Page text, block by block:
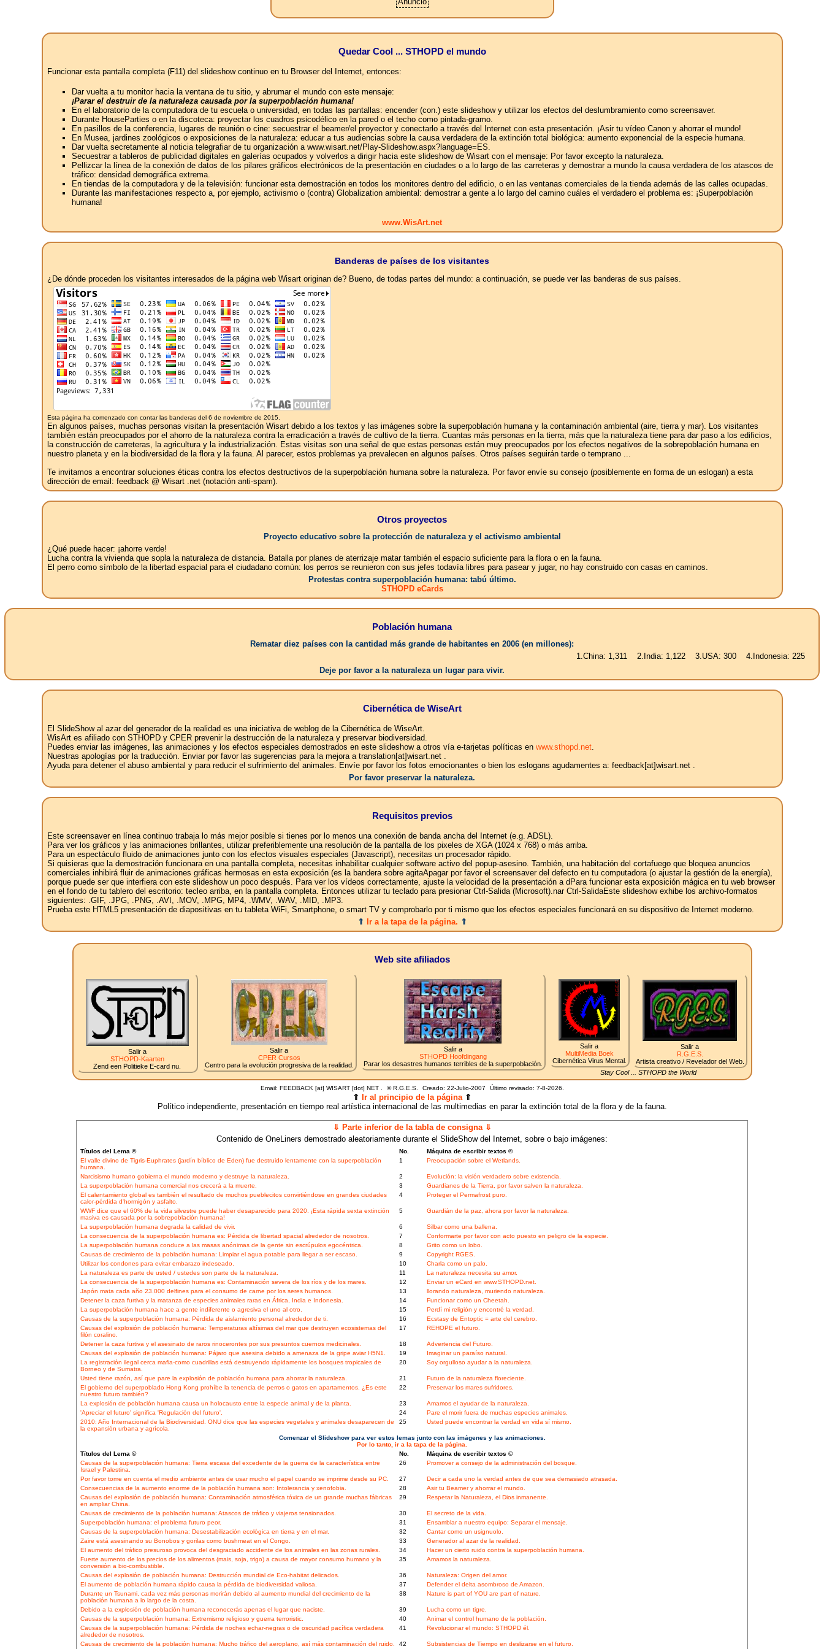
Quedar Cool ... STHOPD el mundo
Funcionar esta pantalla completa (F11) del slideshow continuo en tu Browser del Internet, entonces:
Dar vuelta a tu monitor hacia la ventana de tu sitio, y abrumar el mundo con este mensaje:
¡Parar el destruir de la naturaleza causada por la superpoblación humana!
En el laboratorio de la computadora de tu escuela o universidad, en todas las pantallas: encender (con.) este slideshow y utilizar los efectos del deslumbramiento como screensaver.
Durante HouseParties o en la discoteca: proyectar los cuadros psicodélico en la pared o el techo como pintada-gramo.
En pasillos de la conferencia, lugares de reunión o cine: secuestrar el beamer/el proyector y conectarlo a través del Internet con esta presentación. ¡Asir tu vídeo Canon y ahorrar el mundo!
En Musea, jardines zoológicos o exposiciones de la naturaleza: educar a tus audiencias sobre la causa verdadera de la extinción total biológica: aumento exponencial de la especie humana.
Dar vuelta secretamente al noticia telegrafiar de tu organización a www.wisart.net/Play-Slideshow.aspx?language=ES.
Secuestrar a tableros de publicidad digitales en galerías ocupados y volverlos a dirigir hacia este slideshow de Wisart con el mensaje: Por favor excepto la naturaleza.
Pellizcar la línea de la conexión de datos de los pilares gráficos electrónicos de la presentación en ciudades o a lo largo de las carreteras y demostrar a mundo la causa verdadera de los atascos de
tráfico: densidad demográfica extrema.
En tiendas de la computadora y de la televisión: funcionar esta demostración en todos los monitores dentro del edificio, o en las ventanas comerciales de la tienda además de las calles ocupadas.
Durante las manifestaciones respecto a, por ejemplo, activismo o (contra) Globalization ambiental: demostrar a gente a lo largo del camino cuáles el verdadero el problema es: ¡Superpoblación
humana!
www.WisArt.net
Banderas de países de los visitantes
¿De dónde proceden los visitantes interesados ​​de la página web Wisart originan de? Bueno, de todas partes del mundo: a continuación, se puede ver las banderas de sus países.
Esta página ha comenzado con contar las banderas del 6 de noviembre de 2015.
En algunos países, muchas personas visitan la presentación Wisart debido a los textos y las imágenes sobre la superpoblación humana y la contaminación ambiental (aire, tierra y mar). Los visitantes
también están preocupados por el ahorro de la naturaleza contra la erradicación a través de cultivo de la tierra. Cuantas más personas en la tierra, más que la naturaleza tiene para dar paso a los edificios,
la construcción de carreteras, la agricultura y la industrialización. Estas visitas son una señal de que estas personas están muy preocupados por los efectos negativos de la sobrepoblación humana en
nuestro planeta y en la biodiversidad de la flora y la fauna. Al parecer, estos problemas ya prevalecen en algunos países. Otros países seguirán tarde o temprano ...
Te invitamos a encontrar soluciones éticas contra los efectos destructivos de la superpoblación humana sobre la naturaleza. Por favor envíe su consejo (posiblemente en forma de un eslogan) a esta
dirección de email: feedback @ Wisart .net (notación anti-spam).
Otros proyectos
Proyecto educativo sobre la protección de naturaleza y el activismo ambiental
¿Qué puede hacer: ¡ahorre verde!
Lucha contra la vivienda que sopla la naturaleza de distancia. Batalla por planes de aterrizaje matar también el espacio suficiente para la flora o en la fauna.
El perro como símbolo de la libertad espacial para el ciudadano común: los perros se reunieron con sus jefes todavía libres para pasear y jugar, no hay construido con casas en caminos.
Protestas contra superpoblación humana: tabú último.
STHOPD eCards
Población humana
Rematar diez países con la cantidad más grande de habitantes en 2006 (en millones):
1.China: 1,311 2.India: 1,122 3.USA: 300 4.Indonesia: 225 5.Brasil:
Deje por favor a la naturaleza un lugar para vivir.
Cibernética de WiseArt
El SlideShow al azar del generador de la realidad es una iniciativa de weblog de la Cibernética de WiseArt.
WisArt es afiliado con STHOPD y CPER prevenir la destrucción de la naturaleza y preservar biodiversidad.
Puedes enviar las imágenes, las animaciones y los efectos especiales demostrados en este slideshow a otros vía e-tarjetas políticas en www.sthopd.net.
Nuestras apologías por la traducción. Enviar por favor las sugerencias para la mejora a translation[at]wisart.net .
Ayuda para detener el abuso ambiental y para reducir el sufrimiento del animales. Envíe por favor los fotos emocionantes o bien los eslogans agudamentes a: feedback[at]wisart.net .
Por favor preservar la naturaleza.
Requisitos previos
Este screensaver en línea continuo trabaja lo más mejor posible si tienes por lo menos una conexión de banda ancha del Internet (e.g. ADSL).
Para ver los gráficos y las animaciones brillantes, utilizar preferiblemente una resolución de la pantalla de los pixeles de XGA (1024 x 768) o más arriba.
Para un espectáculo fluido de animaciones junto con los efectos visuales especiales (Javascript), necesitas un procesador rápido.
Si quisieras que la demostración funcionara en una pantalla completa, necesitas inhabilitar cualquier software activo del popup-asesino. También, una habitación del cortafuego que bloquea anuncios
comerciales inhibirá fluir de animaciones gráficas hermosas en esta exposición (es la bandera sobre agitaApagar por favor el screensaver del defecto en tu computadora (o ajustar la gestión de la energía),
porque puede ser que interfiera con este slideshow un poco después. Para ver los vídeos correctamente, ajuste la velocidad de la presentación a dPara funcionar esta exposición mágica en tu web browser
en el fondo de tu tablero del escritorio: tecleo arriba, en la pantalla completa. Entonces utilizar tu teclado para presionar Ctrl-Salida (Microsoft).nar Ctrl-SalidaEste slideshow exhibe los archivo-formatos
siguientes: .GIF, .JPG, .PNG, .AVI, .MOV, .MPG, MP4, .WMV, .WAV, .MID, .MP3.
Prueba este HTML5 presentación de diapositivas en tu tableta WiFi, Smartphone, o smart TV y comprobarlo por ti mismo que los efectos especiales funcionará en su dispositivo de Internet moderno.
⇑
Ir a la tapa de la página. ⇑
Web site afiliados
Salir a
STHOPD-Kaarten
Zend een Politieke E-card nu.
Salir a
CPER Cursos
Centro para la evolución progresiva de la realidad.
Salir a
STHOPD Hoofdingang
Parar los desastres humanos terribles de la superpoblación.
Salir a
MultiMedia Boek
Cibernética Virus Mental.
Salir a
R.G.E.S.
Artista creativo / Revelador del Web.
Stay Cool ... STHOPD the World
Email: FEEDBACK [at] WISART [dot] NET . ©R.G.E.S. Creado: 22-Julio-2007 Último revisado: 7-8-2026.
⇑ Ir al principio de la página⇑
Político independiente, presentación en tiempo real artística internacional de las multimedias en parar la extinción total de la flora y de la fauna.
⇓ Parte inferior de la tabla de consigna ⇓
Contenido de OneLiners demostrado aleatoriamente durante el SlideShow del Internet, sobre o bajo imágenes:
Títulos del Lema © No.
Máquina de escribir textos ©
El valle divino de Tigris-Euphrates (jardín bíblico de Eden) fue destruido lentamente con la superpoblación
humana.
1 Preocupación sobre el Wetlands.
Narcisismo humano gobierna el mundo moderno y destruye la naturaleza. 2
Evolución: la visión verdadero sobre existencia.
La superpoblación humana comercial nos crecerá a la muerte.
3
Guardianes de la Tierra, por favor salven la naturaleza.
El calentamiento global es también el resultado de muchos pueblecitos convirtiéndose en grandes ciudades
calor-pérdida d'hormigón y asfalto.
4 Proteger el Permafrost puro.
WWF dice que el 60% de la vida silvestre puede haber desaparecido para 2020. ¡Esta rápida sexta extinción
masiva es causada por la sobrepoblación humana!
5 Guardián de la paz, ahora por favor la naturaleza.
La superpoblación humana degrada la calidad de vivir. 6
Silbar como una ballena.
La consecuencia de la superpoblación humana es: Pérdida de libertad spacial alrededor de nosotros.
7
Conformarte por favor con acto puesto en peligro de la especie.
La superpoblación humana conduce a las masas anónimas de la gente sin escrúpulos egocéntrica.
8
Grito como un lobo.
Causas de crecimiento de la población humana: Limpiar el agua potable para llegar a ser escaso.
9
Copyright RGES.
Utilizar los condones para evitar embarazo indeseado.
10
Charla como un palo.
La naturaleza es parte de usted / ustedes son parte de la naturaleza.
11
La naturaleza necesita su amor.
La consecuencia de la superpoblación humana es: Contaminación severa de los ríos y de los mares.
12
Enviar un eCard en www.STHOPD.net.
Japón mata cada año 23.000 delfines para el consumo de carne por los seres humanos.
13
llorando naturaleza, muriendo naturaleza.
Detener la caza furtiva y la matanza de especies animales raras en África, India e Indonesia.
14
Funcionar como un Cheetah.
La superpoblación humana hace a gente indiferente o agresiva el uno al otro.
15
Perdí mi religión y encontré la verdad.
Causas de la superpoblación humana: Pérdida de aislamiento personal alrededor de ti.
16
Ecstasy de Entoptic = arte del cerebro.
Causas del explosión de población humana: Temperaturas altísimas del mar que destruyen ecosistemas del
filón coralino.
17 REHOPE el futuro.
Detener la caza furtiva y el asesinato de raros rinocerontes por sus presuntos cuernos medicinales. 18
Advertencia del Futuro.
Causas del explosión de población humana: Pájaro que asesina debido a amenaza de la gripe aviar H5N1.
19
Imaginar un paraíso natural.
La registración ilegal cerca mafia-como cuadrillas está destruyendo rápidamente los bosques tropicales de
Borneo y de Sumatra.
20 Soy orgulloso ayudar a la naturaleza.
Usted tiene razón, así que pare la explosión de población humana para ahorrar la naturaleza. 21
Futuro de la naturaleza floreciente.
El gobierno del superpoblado Hong Kong prohíbe la tenencia de perros o gatos en apartamentos. ¿Es este
nuestro futuro también?
22 Preservar los mares sufridores.
La explosión de población humana causa un holocausto entre la especie animal y de la planta. 23
Amamos el ayudar de la naturaleza.
'Apreciar el futuro' significa 'Regulación del futuro'.
24
Pare el morir fuera de muchas especies animales.
2010: Año Internacional de la Biodiversidad. ONU dice que las especies vegetales y animales desaparecen de
la expansión urbana y agrícola.
25 Usted puede encontrar la verdad en vida sí mismo.
Comenzar el Slideshow para ver estos lemas junto con las imágenes y las animaciones.
Por lo tanto, ir a la tapa de la página.
Títulos del Lema ©
No.
Máquina de escribir textos ©
Causas de la superpoblación humana: Tierra escasa del excedente de la guerra de la característica entre
Israel y Palestina.
26 Promover a consejo de la administración del bosque.
Por favor tome en cuenta el medio ambiente antes de usar mucho el papel cuando se imprime desde su PC. 27
Decir a cada uno la verdad antes de que sea demasiado atrasada.
Consecuencias de la aumento enorme de la población humana son: Intolerancia y xenofobia.
28
Asir tu Beamer y ahorrar el mundo.
Causas del explosión de población humana: Contaminación atmosférica tóxica de un grande muchas fábricas
en ampliar China.
29 Respetar la Naturaleza, el Dios inmanente.
Causas de crecimiento de la población humana: Atascos de tráfico y viajeros tensionados. 30
El secreto de la vida.
Superpoblación humana: el problema futuro peor.
31
Ensamblar a nuestro equipo: Separar el mensaje.
Causas de la superpoblación humana: Desestabilización ecológica en tierra y en el mar.
32
Cantar como un usignuolo.
Zaire está asesinando su Bonobos y gorilas como bushmeat en el Congo.
33
Generador al azar de la realidad.
El aumento del tráfico presuroso provoca del desgraciado accidente de los animales en las zonas rurales.
34
Hacer un cierto ruido contra la superpoblación humana.
Fuerte aumento de los precios de los alimentos (mais, soja, trigo) a causa de mayor consumo humano y la
conversión a bio-combustible.
35 Amamos la naturaleza.
Causas del explosión de población humana: Destrucción mundial de Eco-habitat delicados. 36
Naturaleza: Origen del amor.
El aumento de población humana rápido causa la pérdida de biodiversidad valiosa.
37
Defender el delta asombroso de Amazon.
Durante un Tsunami, cada vez más personas morirán debido al aumento mundial del crecimiento de la
población humana a lo largo de la costa.
38 Nature is part of YOU are part of nature.
Debido a la explosión de población humana reconocerás apenas el lugar que naciste. 39
Lucha como un tigre.
Causas de la superpoblación humana: Extremismo religioso y guerra terroristic.
40
Animar el control humano de la población.
Causas de la superpoblación humana: Pérdida de noches echar-negras o de oscuridad pacífica verdadera
alrededor de nosotros.
41 Revolucionar el mundo: STHOPD él.
Causas de crecimiento de la población humana: Mucho tráfico del aeroplano, así más contaminación del ruido. 42 Subsistencias de Tiempo en deslizarse en el futuro.